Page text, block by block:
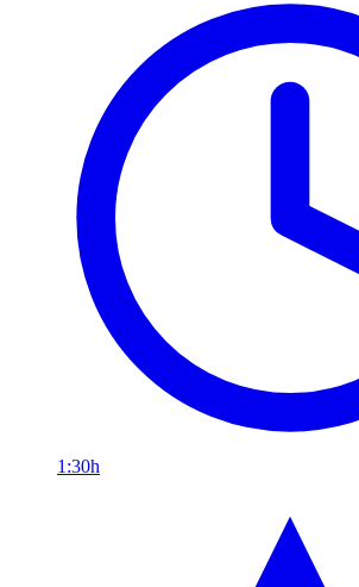
1:30h